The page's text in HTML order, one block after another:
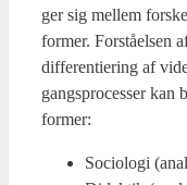
ger sig mel­lem
for­mer. For­stå­el­sen
dif­fe­ren­ti­e­ring af
gangs­pro­ces­ser
for­mer:
Socio­lo­gi